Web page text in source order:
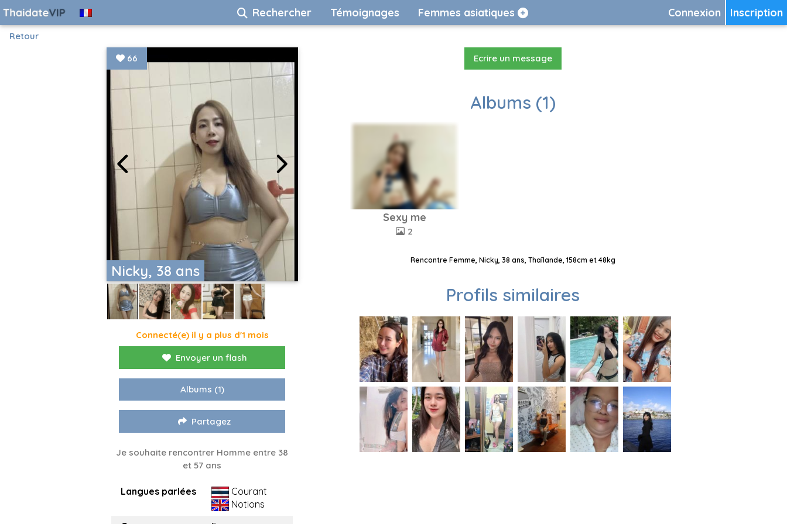
Inscription
Connexion
Rechercher Témoignages Femmes asiatiques
Retour
Nicky, 38 ans
66
Connecté(e) il y a plus d'1 mois
Envoyer un flash
Albums (1)
Partagez
Je souhaite rencontrer Homme entre 38
et 57 ans
Langues parlées
Courant
Notions
Ecrire un message
Albums (1)
Sexy me
2
Rencontre Femme, Nicky, 38 ans, Thaïlande, 158cm et 48kg
Profils similaires